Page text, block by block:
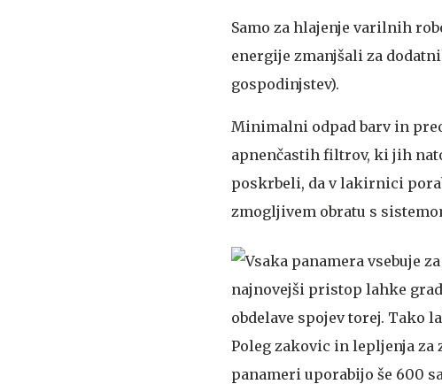
Samo za hlajenje varilnih
energije zmanjšali za
gospodinjstev).
Minimalni odpad barv in
apnenčastih filtrov, ki jih
poskrbeli, da v lakirnici
zmogljivem obratu s